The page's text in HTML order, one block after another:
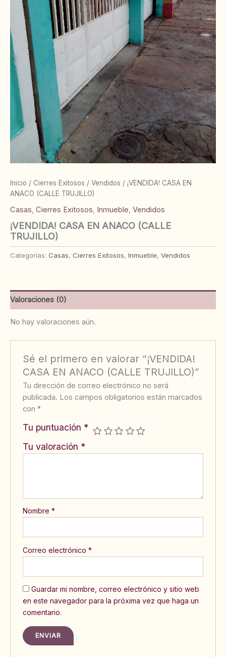
Inicio / Cierres Exitosos / Vendidos / ¡VENDIDA! CASA EN
ANACO (CALLE TRUJILLO)
Casas, Cierres Exitosos, Inmueble, Vendidos
¡VENDIDA! CASA EN ANACO (CALLE
TRUJILLO)
Categorías: Casas, Cierres Exitosos, Inmueble, Vendidos
Valoraciones (0)
No hay valoraciones aún.
Sé el primero en valorar “¡VENDIDA!
CASA EN ANACO (CALLE TRUJILLO)”
Tu dirección de correo electrónico no será
publicada. Los campos obligatorios están marcados
con*
Tu puntuación *
Tu valoración *
Nombre*
Correo electrónico*
Guardar mi nombre, correo electrónico y sitio web
en este navegador para la próxima vez que haga un
comentario.